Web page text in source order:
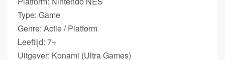
Type: Game
Genre: Actie / Platform
Leeftijd: 7+
Uitgever: Konami (Ultra Games)